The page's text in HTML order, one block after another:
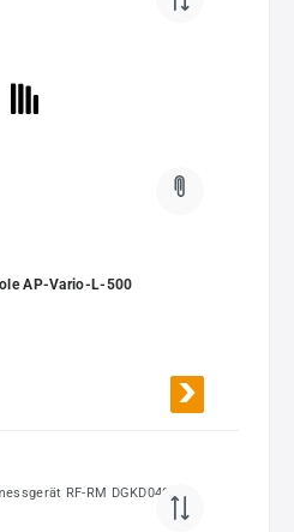
AP-Vario-L-500